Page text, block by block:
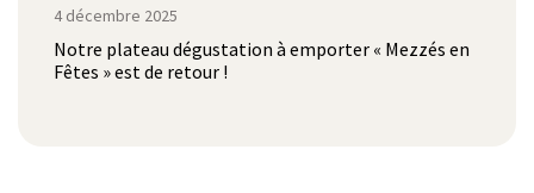
4 décembre 2025
Notre plateau dégustation à emporter « Mezzés en
Fêtes » est de retour !